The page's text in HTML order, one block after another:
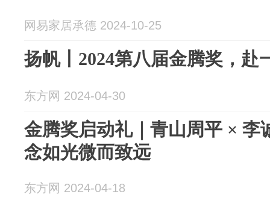
网易家居承德 2024-10-25
扬帆丨2024第八届金腾奖，赴
东方网 2024-04-30
金腾奖启动礼｜青山周平 × 李
念如光微而致远
东方网 2024-04-18